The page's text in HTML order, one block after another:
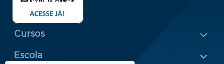
Menu Rodapé 1
Cursos
Escola